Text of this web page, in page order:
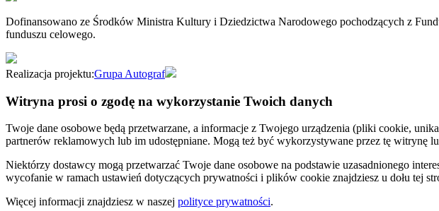
Dofinansowano ze Środków Ministra Kultury i Dziedzictwa Narodowego pochodzących z
funduszu celowego.
Realizacja projektu:Grupa Autograf
Witryna prosi o zgodę na wykorzystanie Twoich danych
Twoje dane osobowe będą przetwarzane, a informacje z Twojego urządzenia (pliki cookie,
partnerów reklamowych lub im udostępniane. Mogą też być wykorzystywane przez tę witrynę
Niektórzy dostawcy mogą przetwarzać Twoje dane osobowe na podstawie uzasadnionego
wycofanie w ramach ustawień dotyczących prywatności i plików cookie znajdziesz u dołu tej
Więcej informacji znajdziesz w naszej polityce prywatności.